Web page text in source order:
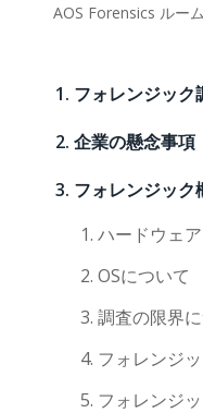
AOS Forensics ルー
フォレンジック
企業の懸念事項
フォレンジック
ハードウェ
OSについて
調査の限界
フォレンジ
フォレンジ